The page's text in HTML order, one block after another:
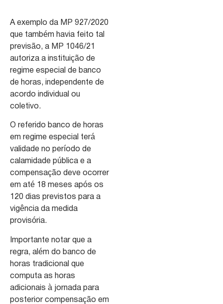
A exemplo da MP 927/2020
que também havia feito tal
previsão, a MP 1046/21
autoriza a instituição de
regime especial de banco
de horas, independente de
acordo individual ou
coletivo.
O referido banco de horas
em regime especial terá
validade no período de
calamidade pública e a
compensação deve ocorrer
em até 18 meses após os
120 dias previstos para a
vigência da medida
provisória.
Importante notar que a
regra, além do banco de
horas tradicional que
computa as horas
adicionais à jornada para
posterior compensação em